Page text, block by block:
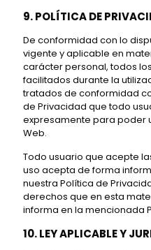
9. POLÍTICA DE
De conformidad con lo
vigente y aplicable en
carácter personal, todos
facilitados durante la
tratados de conformidad
de Privacidad que todo
expresamente para poder
Web.
Todo usuario que acepte
uso acepta de forma
nuestra Política de
derechos que en esta
informa en la mencionada
10. LEY APLICABLE Y